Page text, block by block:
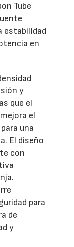
Tube
estabilidad
en
y
que el
el
una
El diseño
con
para
de
y